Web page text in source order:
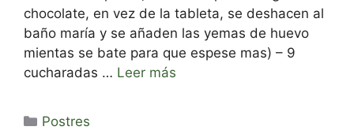
chocolate, en vez de la tableta, se deshacen al
baño maría y se añaden las yemas de huevo
mientas se bate para que espese mas) – 9
cucharadas … Leer más
Categorías
Postres